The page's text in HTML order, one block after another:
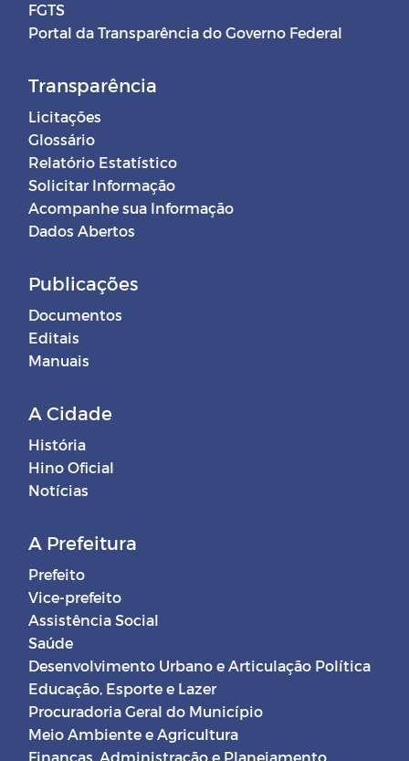
FGTS
Portal da Transparência do Governo Federal
Transparência
Licitações
Glossário
Relatório Estatístico
Solicitar Informação
Acompanhe sua Informação
Dados Abertos
Publicações
Documentos
Editais
Manuais
A Cidade
História
Hino Oficial
Notícias
A Prefeitura
Prefeito
Vice-prefeito
Assistência Social
Saúde
Desenvolvimento Urbano e Articulação Política
Educação, Esporte e Lazer
Procuradoria Geral do Município
Meio Ambiente e Agricultura
Finanças, Administração e Planejamento